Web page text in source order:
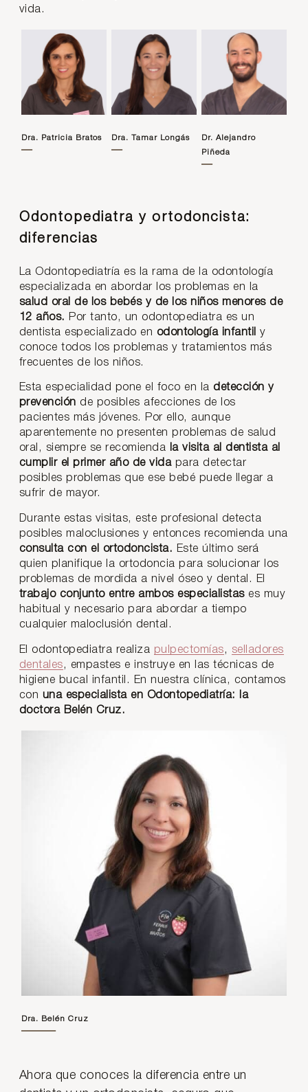
vida.
Dra. Patricia Bratos Dra. Tamar Longás Dr. Alejandro
Piñeda
Odontopediatra y ortodoncista:
diferencias
La Odontopediatría es la rama de la odontología
especializada en abordar los problemas en la
salud oral de los bebés y de los niños menores de
12 años. Por tanto, un odontopediatra es un
dentista especializado en odontología infantily
conoce todos los problemas y tratamientos más
frecuentes de los niños.
Esta especialidad pone el foco en la detección y
prevención de posibles afecciones de los
pacientes más jóvenes. Por ello, aunque
aparentemente no presenten problemas de salud
oral, siempre se recomienda
la visita al dentista al
cumplir el primer año de vidapara detectar
posibles problemas que ese bebé puede llegar a
sufrir de mayor.
Durante estas visitas, este profesional detecta
posibles maloclusiones y entonces recomienda una
consulta con el ortodoncista. Este último será
quien planifique la ortodoncia para solucionar los
problemas de mordida a nivel óseo y dental. El
trabajo conjunto entre ambos especialistas es muy
habitual y necesario para abordar a tiempo
cualquier maloclusión dental.
El odontopediatra realiza pulpectomías , selladores
dentales , empastes e instruye en las técnicas de
higiene bucal infantil. En nuestra clínica, contamos
con una especialista en Odontopediatría:
la
doctora Belén Cruz.
Dra. Belén Cruz
Ahora que conoces la diferencia entre un